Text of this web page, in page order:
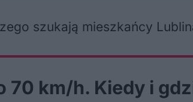
szukają mieszkańcy
km/h. Kiedy i